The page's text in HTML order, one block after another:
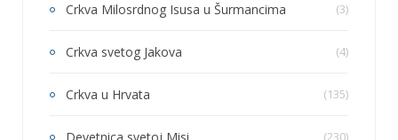
Crkva Milosrdnog Isusa u Šurmancima (3)
Crkva svetog Jakova (4)
Crkva u Hrvata (135)
(230)